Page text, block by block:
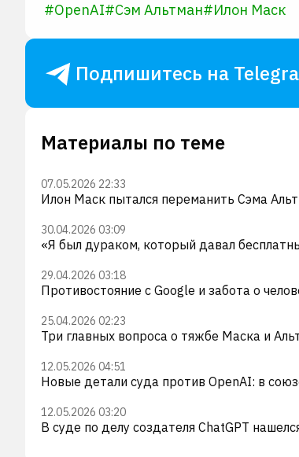
#OpenAI#Сэм Альтман#Илон Маск
Подпишитесь на
Материалы по теме
07.05.2026 22:33
Илон Маск пытался переманить Сэма
30.04.2026 03:09
«Я был дураком, который давал
29.04.2026 03:18
Противостояние с Google и забота о
25.04.2026 02:23
Три главных вопроса о тяжбе Маска и
12.05.2026 04:51
Новые детали суда против OpenAI: в
12.05.2026 03:20
В суде по делу создателя ChatGPT